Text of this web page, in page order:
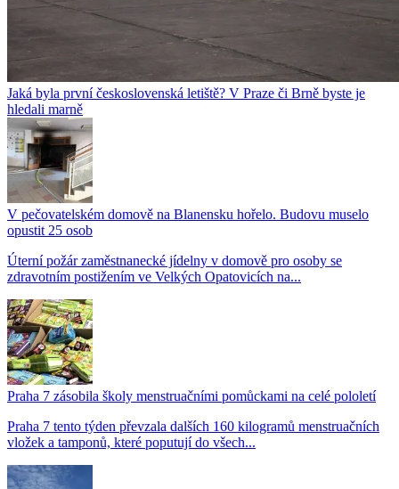
Jaká byla první československá letiště? V Praze či Brně byste je
hledali marně
V pečovatelském domově na Blanensku hořelo. Budovu muselo
opustit 25 osob
Úterní požár zaměstnanecké jídelny v domově pro osoby se
zdravotním postižením ve Velkých Opatovicích na...
Praha 7 zásobila školy menstruačními pomůckami na celé pololetí
Praha 7 tento týden převzala dalších 160 kilogramů menstruačních
vložek a tamponů, které poputují do všech...